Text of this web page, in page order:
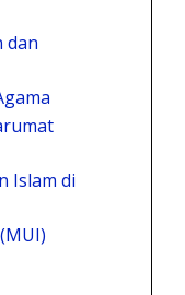
dan
Islam di